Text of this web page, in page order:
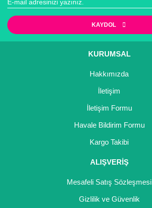
KAYDOL
KURUMSAL
Hakkımızda
İletişim
İletişim Formu
Havale Bildirim Formu
Kargo Takibi
ALIŞVERİŞ
Mesafeli Satış Sözleşmesi
Gizlilik ve Güvenlik